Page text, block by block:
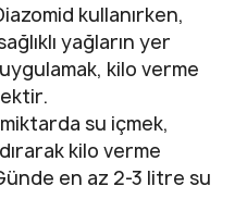
kullanırken,
yağların yer
kilo verme
su içmek,
kilo verme
en az 2-3 litre su